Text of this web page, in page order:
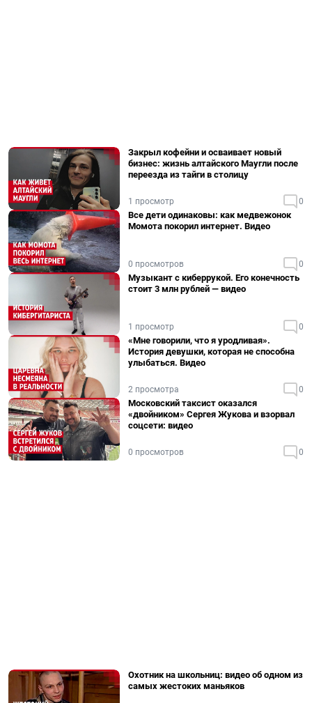
Закрыл кофейни и осваивает новый
бизнес: жизнь алтайского Маугли после
переезда из тайги в столицу
1 просмотр 0
Все дети одинаковы: как медвежонок
Момота покорил интернет. Видео
0 просмотров 0
Музыкант с киберрукой. Его конечность
стоит 3 млн рублей — видео
1 просмотр 0
«Мне говорили, что я уродливая».
История девушки, которая не способна
улыбаться. Видео
2 просмотра 0
Московский таксист оказался
«двойником» Сергея Жукова и взорвал
соцсети: видео
0 просмотров 0
Охотник на школьниц: видео об одном из
самых жестоких маньяков